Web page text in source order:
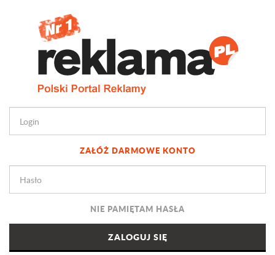
ZAŁÓŻ DARMOWE KONTO
NIE PAMIĘTAM HASŁA